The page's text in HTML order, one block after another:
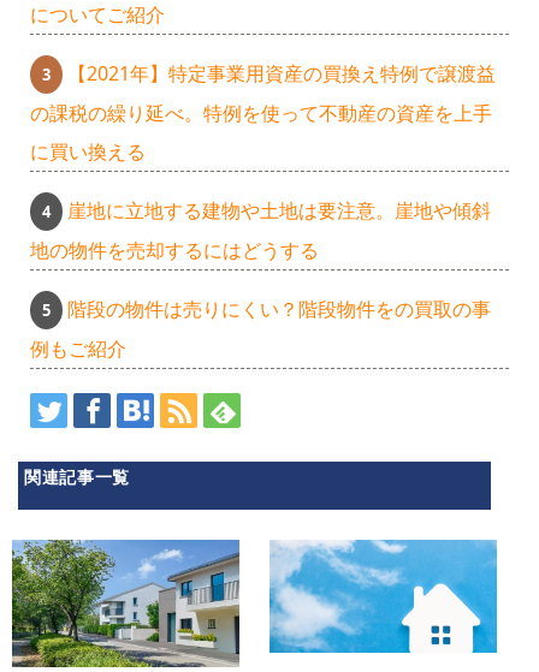
についてご紹介
【2021年】特定事業用資産の買換え特例で譲渡益
の課税の繰り延べ。特例を使って不動産の資産を上手
に買い換える
崖地に立地する建物や土地は要注意。崖地や傾斜
地の物件を売却するにはどうする
階段の物件は売りにくい？階段物件をの買取の事
例もご紹介
関連記事一覧